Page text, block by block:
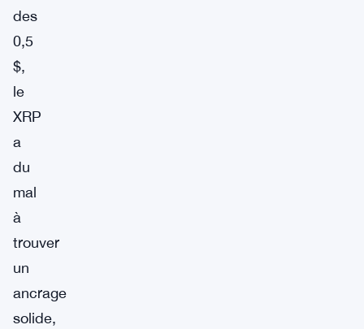
des
0,5
$,
le
XRP
a
du
mal
à
trouver
un
ancrage
solide,